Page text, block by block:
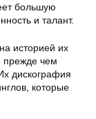
большую
и талант.
историей их
прежде чем
дискография
которые